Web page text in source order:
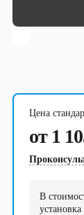
Сруб бани 4х5
Сруб бани 4х7
Сруб бани 5х6
Сруб бани 6х7
Цена
от 1
В